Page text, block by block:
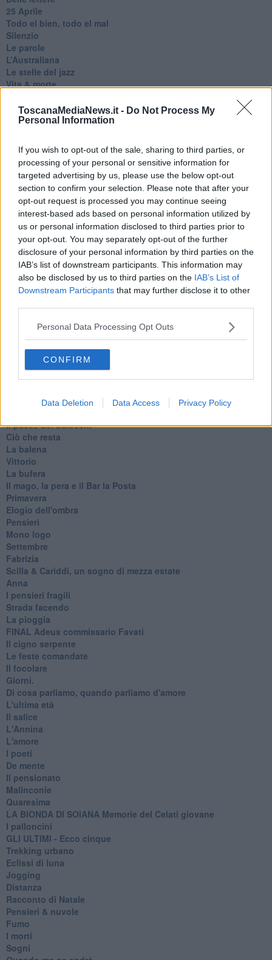
ToscanaMediaNews.it - Do Not Process My
Personal Information
If you wish to opt-out of the sale, sharing to third parties, or
processing of your personal or sensitive information for
targeted advertising by us, please use the below opt-out
section to confirm your selection. Please note that after your
opt-out request is processed you may continue seeing
interest-based ads based on personal information utilized by
us or personal information disclosed to third parties prior to
your opt-out. You may separately opt-out of the further
disclosure of your personal information by third parties on the
IAB’s list of downstream participants. This information may
also be disclosed by us to third parties on the IAB’s List of
Downstream Participants that may further disclose it to other
Personal Data Processing Opt Outs
CONFIRM
Data Deletion Data Access Privacy Policy
25 Aprile
Todo el bien, todo el mal
Silenzio
Le parole
​L’Australiana
Le stelle del jazz
Vita & morte
Moro
Passanti
Metaverso smart
Fiamme
Anzi
Confessioni autoreferenziali
Utopie
Estate
Il lago
Il diluvio
La classe
Pensieri incoerenti
Dal balcone
Insomnia
Il guardiano
Il padre della storia
Pensieri brevi
L'evoluzione della specie
Il servizio
Generazioni
Il paese dei balocchi
Ciò che resta
La balena
Vittorio
La bufera
Il mago, la pera e il Bar la Posta
Primavera
Elogio dell'ombra
Pensieri
Mono logo
Settembre
Fabrizia
​Scilla & Cariddi, un sogno di mezza estate
Anna
I pensieri fragili
Strada facendo
La pioggia
FINAL Adeus commissario Favati
Il cigno serpente
Le feste comandate
Il focolare
Giorni.
Di cosa parliamo, quando parliamo d'amore
L'ultima età
Il salice
L'Annina
L'amore
I poeti
De mente
Il pensionato
Malinconie
Quaresima
LA BIONDA DI SOIANA Memorie del Celati giovane
I palloncini
GLI ULTIMI - Ecco cinque
Trekking urbano
Eclissi di luna
Jogging
Distanza
Racconto di Natale
Pensieri & nuvole
Fumo
I morti
Sogni